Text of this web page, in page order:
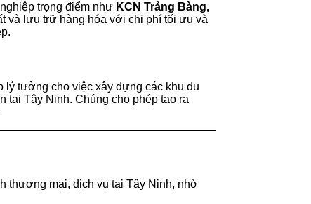
trọng điểm như KCN Trảng Bàng,
và lưu trữ hàng hóa với chi phí tối ưu và
lý tưởng cho việc xây dựng các khu du
tại Tây Ninh. Chúng cho phép tạo ra
thương mại, dịch vụ tại Tây Ninh, nhờ